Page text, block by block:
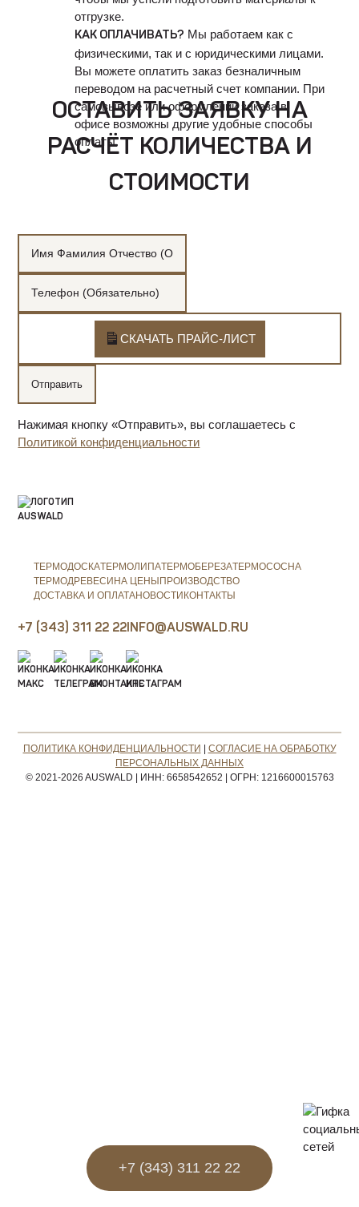
+7 (343) 311 22 22
отгрузке.
КАК ОПЛАЧИВАТЬ? Мы работаем как с
физическими, так и с юридическими лицами.
Вы можете оплатить заказ безналичным
переводом на расчетный счет компании. При
самовывозе или оформлении заказа в
офисе возможны другие удобные способы
оплаты.
ОСТАВИТЬ ЗАЯВКУ НА
РАСЧЁТ КОЛИЧЕСТВА И
СТОИМОСТИ
СКАЧАТЬ ПРАЙС-ЛИСТ
Нажимая кнопку «Отправить», вы соглашаетесь с
Политикой конфиденциальности
ТЕРМОДОСКАТЕРМОЛИПАТЕРМОБЕРЕЗАТЕРМОСОСНА
ТЕРМОДРЕВЕСИНА ЦЕНЫ ПРОИЗВОДСТВО
ДОСТАВКА И ОПЛАТАНОВОСТИ КОНТАКТЫ
+7 (343) 311 22 22 INFO@AUSWALD.RU
ПОЛИТИКА КОНФИДЕНЦИАЛЬНОСТИ
СОГЛАСИЕ НА ОБРАБОТКУ
ПЕРСОНАЛЬНЫХ ДАННЫХ
© 2021-2026 AUSWALD
ИНН: 6658542652 ОГРН: 1216600015763